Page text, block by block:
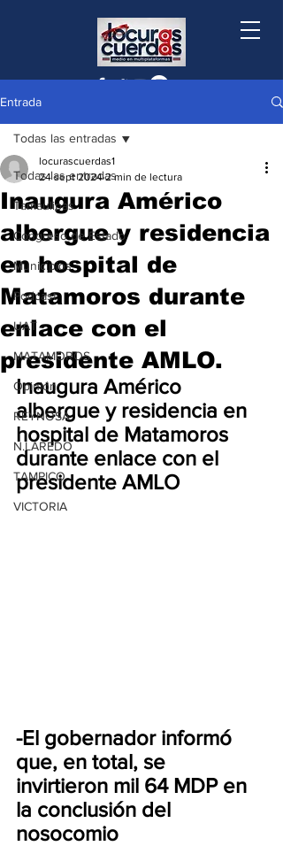
Entrada
Todas las entradas
Tamaulipas
Congreso de Estado
Municipios
Podcast
UAT
MATAMOROS
Opinión
REYNOSA
N.LAREDO
TAMPICO
VICTORIA
Todas las entradas
Inaugura Américo
albergue y residencia
en hospital de
Matamoros durante
enlace con el
presidente AMLO.
locurascuerdas1
24 sept 2024 2 min de lectura
Inaugura Américo
albergue y residencia en
hospital de Matamoros
durante enlace con el
presidente AMLO
-El gobernador informó
que, en total, se
invirtieron mil 64 MDP en
la conclusión del
nosocomio